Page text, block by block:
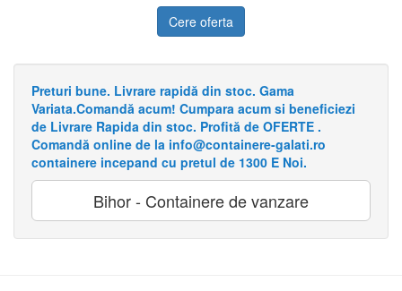
Cere oferta
Preturi bune. Livrare rapidă din stoc. Gama
Variata.Comandă acum! Cumpara acum si beneficiezi
de Livrare Rapida din stoc. Profită de OFERTE .
Comandă online de la info@containere-galati.ro
containere incepand cu pretul de 1300 E Noi.
Bihor - Containere de vanzare